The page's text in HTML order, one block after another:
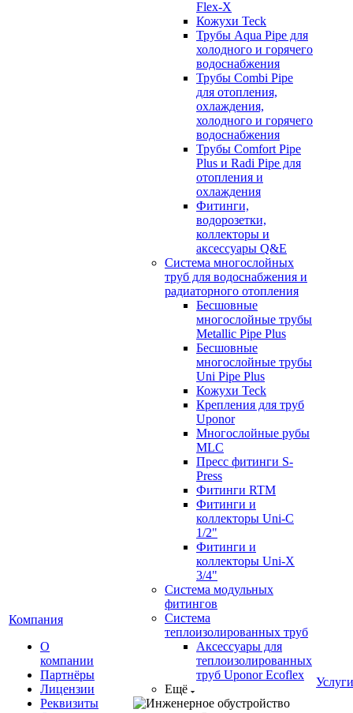
Компания
О
компании
Партнёры
Лицензии
Реквизиты
Flex-X
Кожухи Teck
Трубы Aqua Pipe для
холодного и горячего
водоснабжения
Трубы Combi Pipe
для отопления,
охлаждения,
холодного и горячего
водоснабжения
Трубы Comfort Pipe
Plus и Radi Pipe для
отопления и
охлаждения
Фитинги,
водорозетки,
коллекторы и
аксессуары Q&E
Система многослойных
труб для водоснабжения и
радиаторного отопления
Бесшовные
многослойные трубы
Metallic Pipe Plus
Бесшовные
многослойные трубы
Uni Pipe Plus
Кожухи Teck
Крепления для труб
Uponor
Многослойные рубы
MLC
Пресс фитинги S-
Press
Фитинги RTM
Фитинги и
коллекторы Uni-C
1/2"
Фитинги и
коллекторы Uni-X
3/4"
Система модульных
фитингов
Система
теплоизолированных труб
Аксессуары для
теплоизолированных
труб Uponor Ecoflex
Ещё
Услуги